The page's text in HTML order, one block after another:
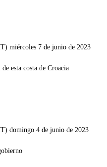
miércoles 7 de junio de 2023
domingo 4 de junio de 2023